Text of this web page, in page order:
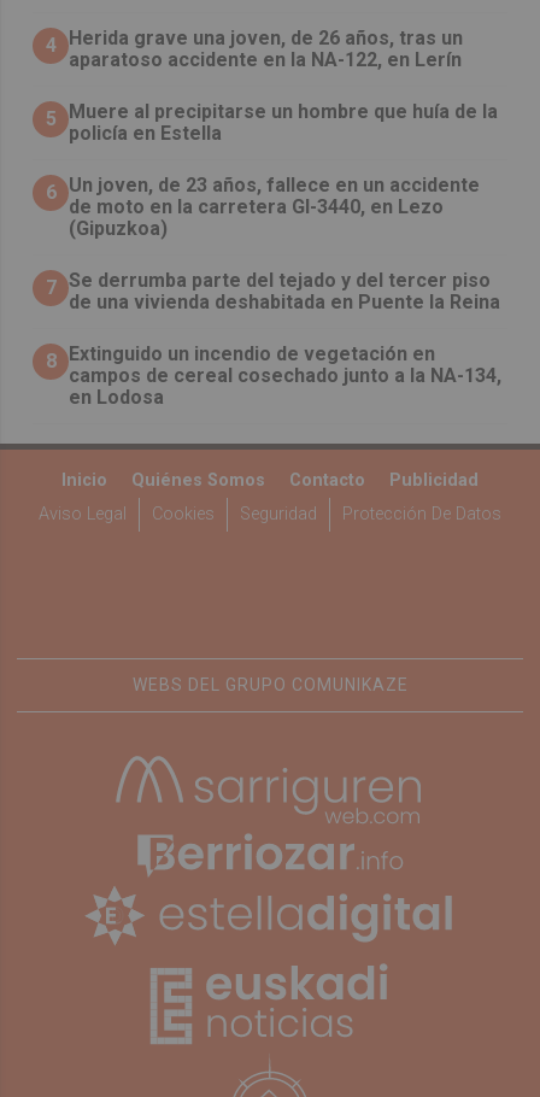
4
Herida grave una joven, de 26 años, tras un
aparatoso accidente en la NA-122, en Lerín
5
Muere al precipitarse un hombre que huía de la
policía en Estella
6 Un joven, de 23 años, fallece en un accidente
de moto en la carretera GI-3440, en Lezo
(Gipuzkoa)
7 Se derrumba parte del tejado y del tercer piso
de una vivienda deshabitada en Puente la Reina
8
Extinguido un incendio de vegetación en
campos de cereal cosechado junto a la NA-134,
en Lodosa
Inicio Quiénes Somos Contacto
Publicidad
Aviso Legal
Cookies Seguridad Protección De Datos
WEBS DEL GRUPO COMUNIKAZE